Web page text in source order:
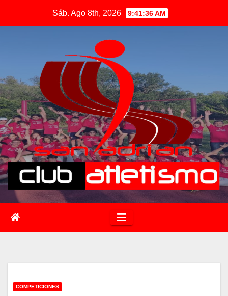
Sáb. Ago 8th, 2026 9:41:37 AM
COMPETICIONES